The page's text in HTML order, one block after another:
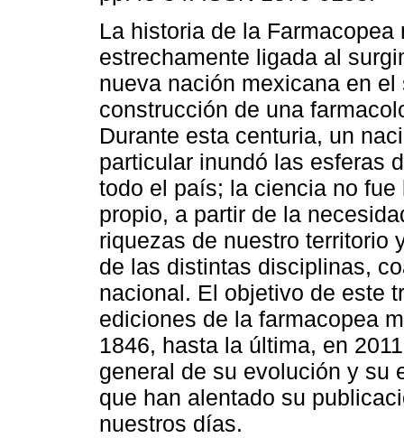
La historia de la Farmacopea
estrechamente ligada al
nueva nación mexicana en
construcción de una
Durante esta centuria, un
particular inundó las esferas
todo el país; la ciencia no
propio, a partir de la
riquezas de nuestro territorio
de las distintas disciplinas,
nacional. El objetivo de este
ediciones de la farmacopea
1846, hasta la última, en
general de su evolución y su
que han alentado su
nuestros días.